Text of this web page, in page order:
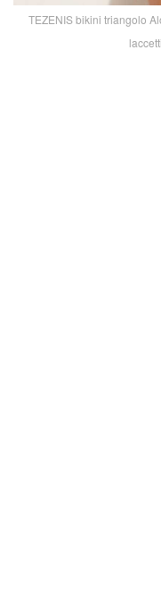
TEZENIS bikini triangolo